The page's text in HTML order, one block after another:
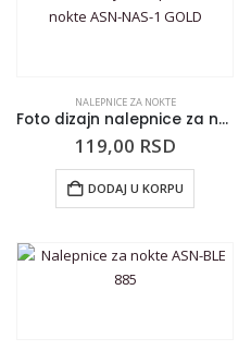
NALEPNICE ZA NOKTE
Foto dizajn nalepnice za nokte ASN-NAS-1 GOLD
119,00 RSD
DODAJ U KORPU